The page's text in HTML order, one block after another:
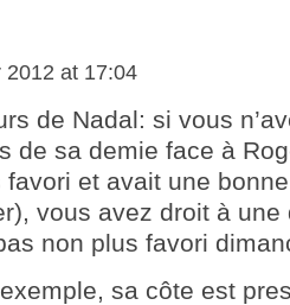
2012 at 17:04
de Nadal: si vous
de sa demie face à
favori et avait une
vous avez droit à
non plus favori
sa côte est